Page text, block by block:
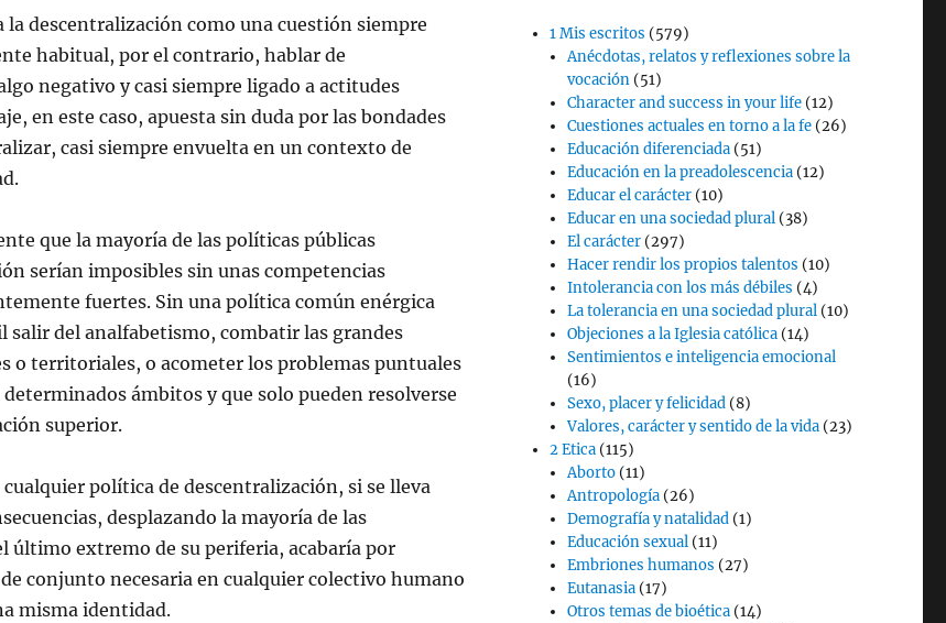
la descentralización como una cuestión siempre
habitual, por el contrario, hablar de
negativo y casi siempre ligado a actitudes
en este caso, apuesta sin duda por las bondades
casi siempre envuelta en un contexto de
que la mayoría de las políticas públicas
serían imposibles sin unas competencias
fuertes. Sin una política común enérgica
salir del analfabetismo, combatir las grandes
o territoriales, o acometer los problemas puntuales
determinados ámbitos y que solo pueden resolverse
superior.
política de descentralización, si se lleva
desplazando la mayoría de las
último extremo de su periferia, acabaría por
conjunto necesaria en cualquier colectivo humano
misma identidad.
1 Mis escritos (579)
Anécdotas, relatos y reflexiones sobre la
vocación (51)
Character and success in your life (12)
Cuestiones actuales en torno a la fe (26)
Educación diferenciada (51)
Educación en la preadolescencia (12)
Educar el carácter (10)
Educar en una sociedad plural (38)
El carácter (297)
Hacer rendir los propios talentos (10)
Intolerancia con los más débiles (4)
La tolerancia en una sociedad plural (10)
Objeciones a la Iglesia católica (14)
Sentimientos e inteligencia emocional
(16)
Sexo, placer y felicidad (8)
Valores, carácter y sentido de la vida (23)
2 Etica (115)
Aborto (11)
Antropología (26)
Demografía y natalidad (1)
Educación sexual (11)
Embriones humanos (27)
Eutanasia (17)
Otros temas de bioética (14)